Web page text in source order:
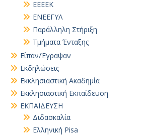
ΕΕΕΕΚ
ΕΝΕΕΓΥΛ
Παράλληλη Στήριξη
Τμήματα Ένταξης
Είπαν/Έγραψαν
Εκδηλώσεις
Εκκλησιαστική Ακαδημία
Εκκλησιαστική Εκπαίδευση
ΕΚΠΑΙΔΕΥΣΗ
Διδασκαλία
Ελληνική Pisa